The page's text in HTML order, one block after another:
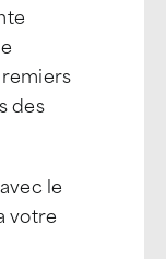
des
le
votre